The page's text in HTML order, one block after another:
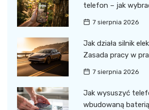
telefon – jak
7 sierpnia 2026
Jak działa silnik
Zasada pracy w
7 sierpnia 2026
Jak wysuszyć
wbudowaną